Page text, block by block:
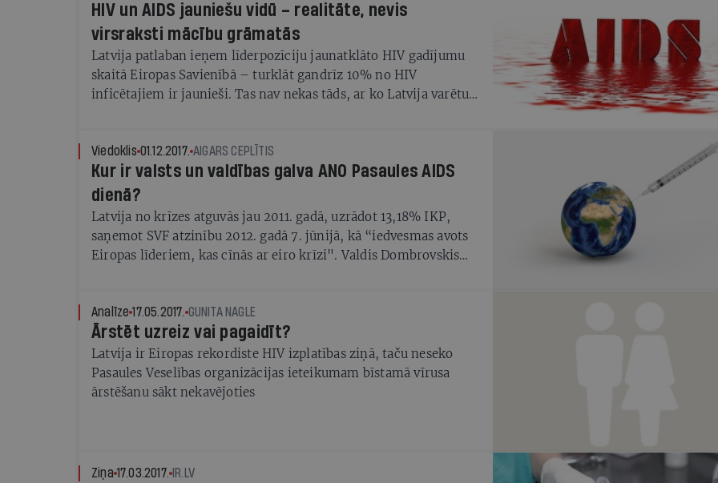
HIV un AIDS jauniešu vidū – realitāte, nevis
virsraksti mācību grāmatās
Latvija patlaban ieņem līderpozīciju jaunatklāto HIV gadījumu
skaitā Eiropas Savienībā – turklāt gandrīz 10% no HIV
inficētajiem ir jaunieši. Tas nav nekas tāds, ar ko Latvija varētu
valsts izglītības sistēmai.
Viedoklis 01.12.2017. AIGARS CEPLĪTIS
Kur ir valsts un valdības galva ANO Pasaules AIDS
dienā?
Latvija no krīzes atguvās jau 2011. gadā, uzrādot 13,18% IKP,
saņemot SVF atzinību 2012. gadā 7. jūnijā, kā “iedvesmas avots
Eiropas līderiem, kas cīnās ar eiro krīzi". Valdis Dombrovskis
Latvija pārvarēja ekonomisko krīzi). Šajā grāmatā Dombrovskis
gan nenorādīja medaļas otru pusi — Latviju kā HIV/AIDS
epicentru.
Analīze 17.05.2017. GUNITA NAGLE
Ārstēt uzreiz vai pagaidīt?
Latvija ir Eiropas rekordiste HIV izplatības ziņā, taču neseko
Pasaules Veselības organizācijas ieteikumam bīstamā vīrusa
ārstēšanu sākt nekavējoties
Ziņa 17.03.2017. IR.LV